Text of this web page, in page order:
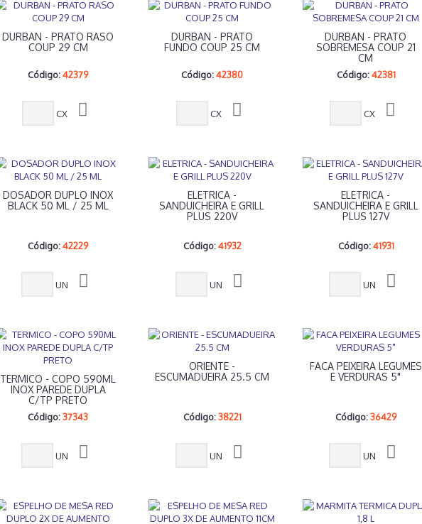
DURBAN - PRATO RASO
COUP 29 CM
Código: 42379
CX
DURBAN - PRATO
FUNDO COUP 25 CM
Código:42380
CX
DURBAN - PRATO
SOBREMESA COUP 21
CM
Código: 42381
CX
DOSADOR DUPLO INOX
BLACK 50 ML / 25 ML
Código: 42229
UN
ELETRICA -
SANDUICHEIRA E GRILL
PLUS 220V
Código: 41932
UN
ELETRICA -
SANDUICHEIRA E GRILL
PLUS 127V
Código: 41931
UN
TERMICO - COPO 590ML
INOX PAREDE DUPLA
C/TP PRETO
Código: 37343
UN
ORIENTE -
ESCUMADUEIRA 25.5 CM
Código: 38221
UN
FACA PEIXEIRA LEGUMES
E VERDURAS 5"
Código: 36429
UN